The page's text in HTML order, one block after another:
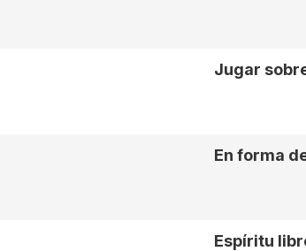
Jugar
En forma
Espíritu